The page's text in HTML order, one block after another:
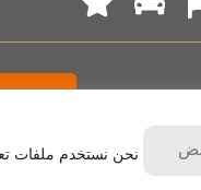
نحن نستخدم ملفات